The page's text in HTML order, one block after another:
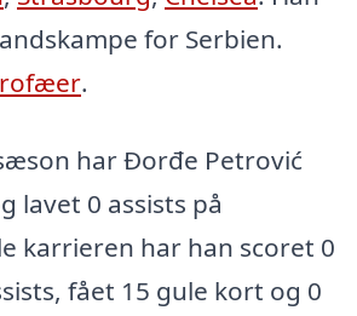
for Serbien.
.
har Đorđe Petrović
lavet 0 assists på
karrieren har han scoret 0
fået 15 gule kort og 0